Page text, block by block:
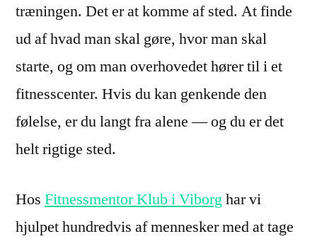
træningen. Det er at komme af sted. At finde
ud af hvad man skal gøre, hvor man skal
starte, og om man overhovedet hører til i et
fitnesscenter. Hvis du kan genkende den
følelse, er du langt fra alene — og du er det
helt rigtige sted.
Hos Fitnessmentor Klub i Viborghar vi
hjulpet hundredvis af mennesker med at tage